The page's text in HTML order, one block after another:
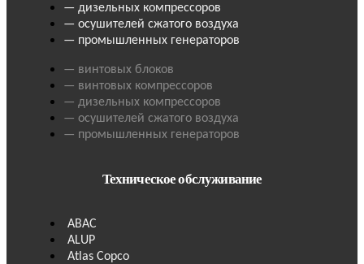
— дизельных компрессоров
— осушителей сжатого воздуха
— промышленных генераторов
— винтовых блоков
— винтовых компрессоров
— дизельных компрессоров
— осушителей сжатого воздуха
— промышленных генераторов
Техническое обслуживание
ABAC
ALUP
Atlas Copco